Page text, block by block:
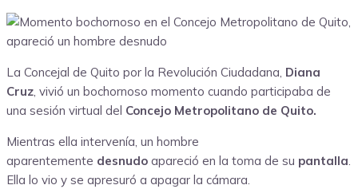
La Concejal de Quito por la Revolución Ciudadana, Diana
Cruz, vivió un bochornoso momento cuando participaba de
una sesión virtual del Concejo Metropolitano de Quito.
Mientras ella intervenía, un hombre
aparentemente desnudo apareció en la toma de su pantalla.
Ella lo vio y se apresuró a apagar la cámara.